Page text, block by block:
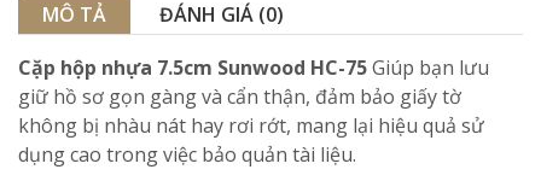
MÔ TẢ
ĐÁNH GIÁ (0)
Cặp hộp nhựa 7.5cm Sunwood HC-75Giúp bạn lưu
giữ hồ sơ gọn gàng và cẩn thận, đảm bảo giấy tờ
không bị nhàu nát hay rơi rớt, mang lại hiệu quả sử
dụng cao trong việc bảo quản tài liệu.